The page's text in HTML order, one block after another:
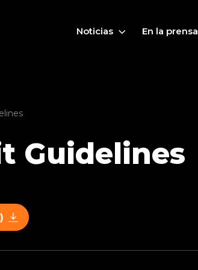
Noticias En la prensa
Guidelines